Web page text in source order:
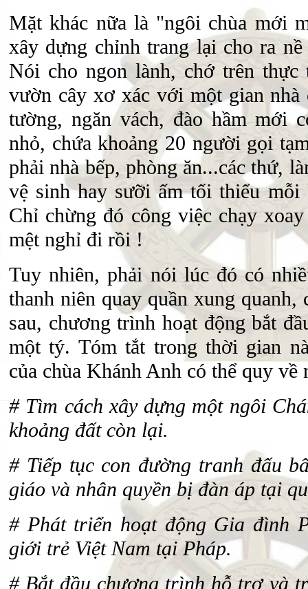
Mặt khác nữa là "ngôi chùa mới
xây dựng chỉnh trang lại cho ra
Nói cho ngon lành, chớ trên
vườn cây xơ xác với một gian nhà
tường, ngăn vách, đào hầm mới
nhỏ, chứa khoảng 20 người gọi
phải nhà bếp, phòng ăn...các thứ,
vệ sinh hay sưỡi ấm tối thiểu
Chỉ chừng đó công việc chạy
mệt nghỉ đi rồi !
Tuy nhiên, phải nói lúc đó có
thanh niên quay quần xung
sau, chương trình hoạt động bắt
một tý. Tóm tắt trong thời gian
của chùa Khánh Anh có thể quy về
# Tìm cách xây dựng một ngôi
khoảng đất còn lại.
# Tiếp tục con đường tranh đấu
giáo và nhân quyền bị đàn áp tại
# Phát triển hoạt động Gia đình
giới trẻ Việt Nam tại Pháp.
# Bắt đầu chương trình hỗ trợ và